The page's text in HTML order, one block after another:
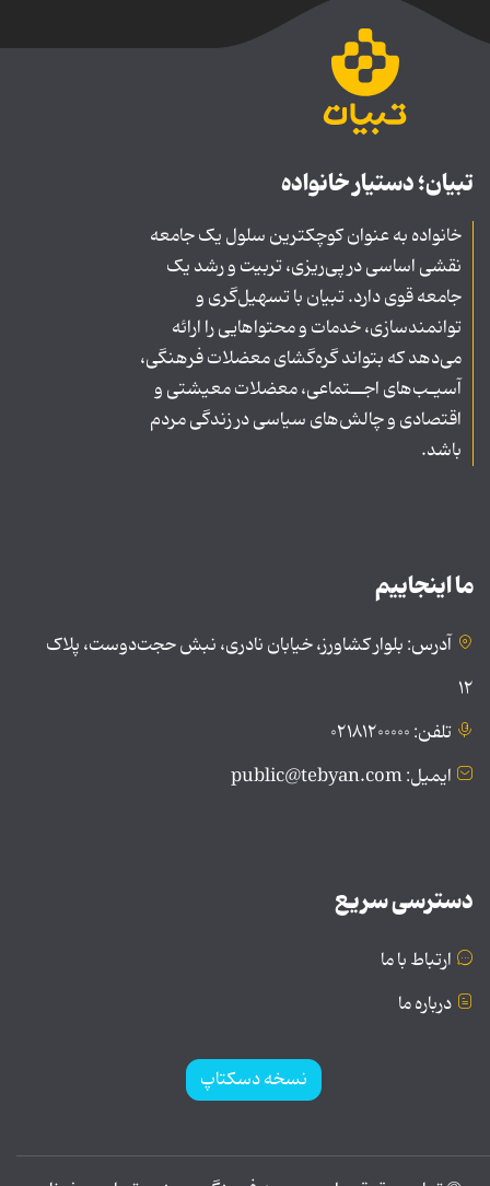
تبیان؛ دستیار خانواده
خانواده به عنوان کوچکترین سلول یک جامعه
نقشی اساسی در پی‌ریزی، تربیت و رشد یک
جامعه قوی دارد. تبیان با تسهیل‌گری و
توانمندسازی، خدمات و محتواهایی را ارائه
می‌دهد که بتواند گره‌گشای معضلات فرهنگی،
آسیـب‌های اجــتماعی، معضلات معیشتی و
اقتصادی و چالش‌های سیاسی در زندگی مردم
باشد.
ما اینجاییم
آدرس: بلوار کشاورز، خیابان نادری، نبش حجت‌دوست، پلاک
۱۲
تلفن: ۰۲۱۸۱۲۰۰۰۰۰
ایمیل: public@tebyan.com
دسترسی سریع
ارتباط با ما
درباره ما
نسخه دسکتاپ